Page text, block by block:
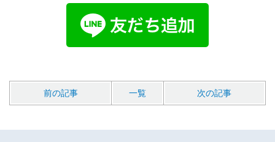
前の記事 一覧 次の記事